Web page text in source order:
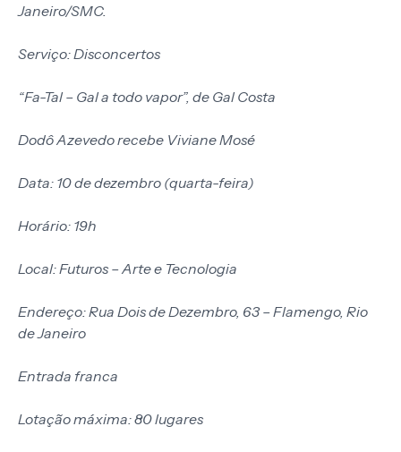
Janeiro/SMC.
Serviço: Disconcertos
“Fa-Tal – Gal a todo vapor”, de Gal Costa
Dodô Azevedo recebe Viviane Mosé
Data: 10 de dezembro (quarta-feira)
Horário: 19h
Local: Futuros – Arte e Tecnologia
Endereço: Rua Dois de Dezembro, 63 – Flamengo, Rio
de Janeiro
Entrada franca
Lotação máxima: 80 lugares